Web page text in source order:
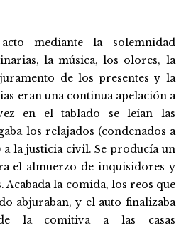
mediante la solemnidad
la música, los olores, la
de los presentes y la
eran una continua apelación a
en el tablado se leían las
los relajados (condenados a
la justicia civil. Se producía un
el almuerzo de inquisidores y
Acabada la comida, los reos que
abjuraban, y el auto finalizaba
la comitiva a las casas